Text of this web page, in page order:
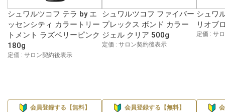
シュワルツコフ テラ by エ
ッセンシティ カラートリー
トメント ラズベリーピンク
180g
定価 : サロン契約後表示
会員登録する【無料】
シュワルツコフ ファイバー
プレックス ボンド カラー
ジェル クリア 500g
定価 : サロン契約後表示
会員登録する【無料】
シュワ
リオブ
定価 : サ